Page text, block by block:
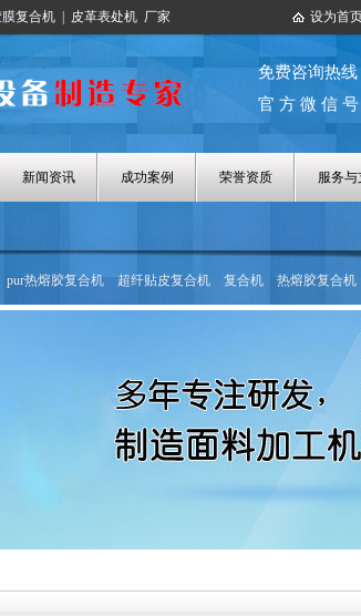
复合机 皮革表处机 厂家 设为首
免费咨询热线
官 方 微 信 号
新闻资讯 成功案例 荣誉资质 服务与
pur热熔胶复合机 超纤贴皮复合机 复合机 热熔胶复合机
合机